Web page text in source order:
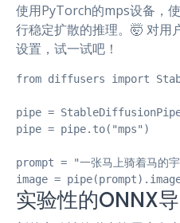
使用PyTorch的mps设备，
行稳定扩散的推理。🤯 对用
设置，试一试吧！
from diffusers import
pipe =
pipe = pipe.to("mps")
prompt = "一张马上骑着马的
image =
实验性的ONNX